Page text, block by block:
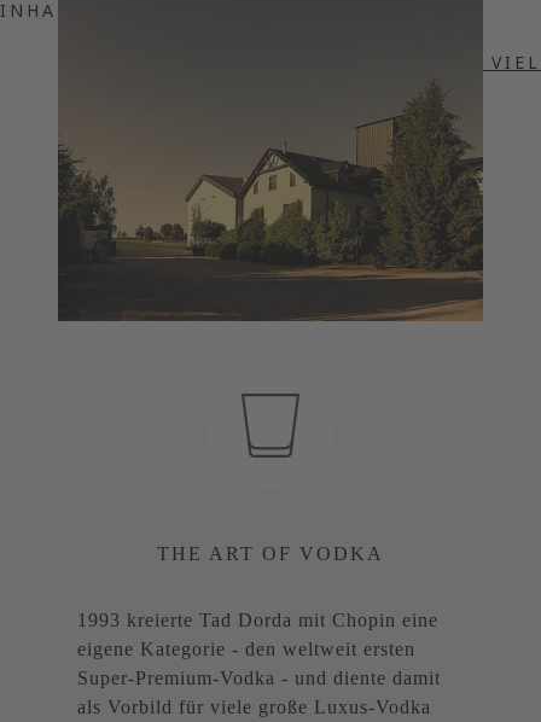
INHALTSVERZEICHNIS
WENIGE HOCHWERTIGE ZUTATEN,
THE ART OF VODKA
1993 kreierte Tad Dorda mit Chopin eine
eigene Kategorie - den weltweit ersten
Super-Premium-Vodka - und diente damit
als Vorbild für viele große Luxus-Vodka